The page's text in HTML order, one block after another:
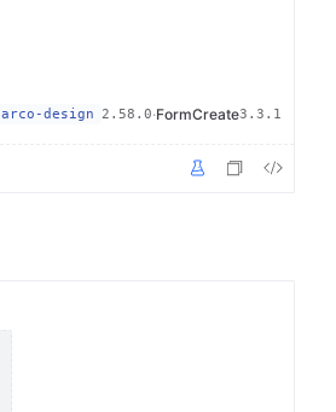
arco-design 2.58.0·FormCreate3.3.1